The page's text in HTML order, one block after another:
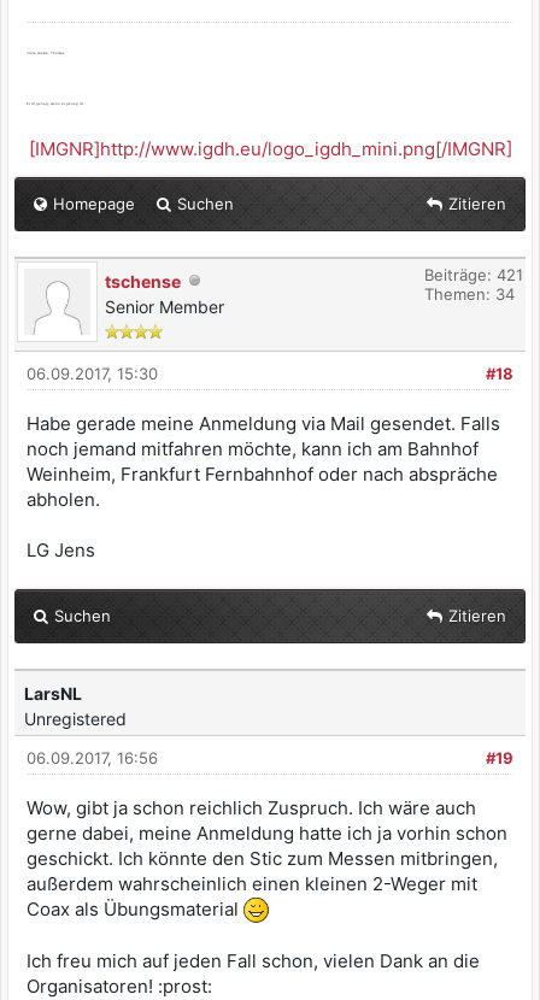
Viele Grüße, Thomas
Es ist genug, wenn es genug ist.
[IMGNR]http://www.igdh.eu/logo_igdh_mini.png[/IMGNR]
Homepage Suchen Zitieren
tschense
Senior Member
Beiträge: 421
Themen: 34
#18
06.09.2017, 15:30
Habe gerade meine Anmeldung via Mail gesendet. Falls
noch jemand mitfahren möchte, kann ich am Bahnhof
Weinheim, Frankfurt Fernbahnhof oder nach abspräche
abholen.
LG Jens
Suchen Zitieren
LarsNL
Unregistered
#19
06.09.2017, 16:56
Wow, gibt ja schon reichlich Zuspruch. Ich wäre auch
gerne dabei, meine Anmeldung hatte ich ja vorhin schon
geschickt. Ich könnte den Stic zum Messen mitbringen,
außerdem wahrscheinlich einen kleinen 2-Weger mit
Coax als Übungsmaterial
Ich freu mich auf jeden Fall schon, vielen Dank an die
Organisatoren! :prost: